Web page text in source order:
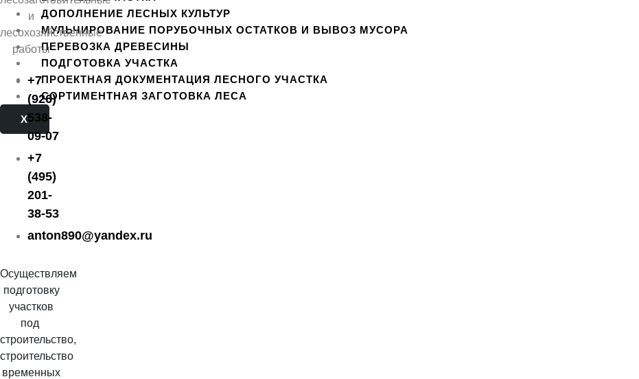
ДОПОЛНЕНИЕ ЛЕСНЫХ КУЛЬТУР
МУЛЬЧИРОВАНИЕ ПОРУБОЧНЫХ ОСТАТКОВ И ВЫВОЗ МУСОРА
ПЕРЕВОЗКА ДРЕВЕСИНЫ
ПОДГОТОВКА УЧАСТКА
ПРОЕКТНАЯ ДОКУМЕНТАЦИЯ ЛЕСНОГО УЧАСТКА
СОРТИМЕНТНАЯ ЗАГОТОВКА ЛЕСА
X
+7
(926)
538-
09-07
+7
(495)
201-
38-53
anton890@yandex.ru
Осуществляем
подготовку
участков
под
строительство,
строительство
временных